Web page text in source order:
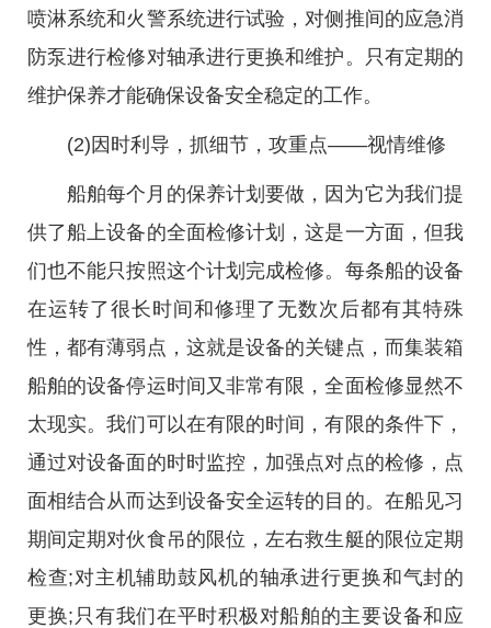
喷淋系统和火警系统进行试验，对侧推间的应急消
防泵进行检修对轴承进行更换和维护。只有定期的
维护保养才能确保设备安全稳定的工作。
(2)因时利导，抓细节，攻重点——视情维修
船舶每个月的保养计划要做，因为它为我们提
供了船上设备的全面检修计划，这是一方面，但我
们也不能只按照这个计划完成检修。每条船的设备
在运转了很长时间和修理了无数次后都有其特殊
性，都有薄弱点，这就是设备的关键点，而集装箱
船舶的设备停运时间又非常有限，全面检修显然不
太现实。我们可以在有限的时间，有限的条件下，
通过对设备面的时时监控，加强点对点的检修，点
面相结合从而达到设备安全运转的目的。在船见习
期间定期对伙食吊的限位，左右救生艇的限位定期
检查;对主机辅助鼓风机的轴承进行更换和气封的
更换;只有我们在平时积极对船舶的主要设备和应